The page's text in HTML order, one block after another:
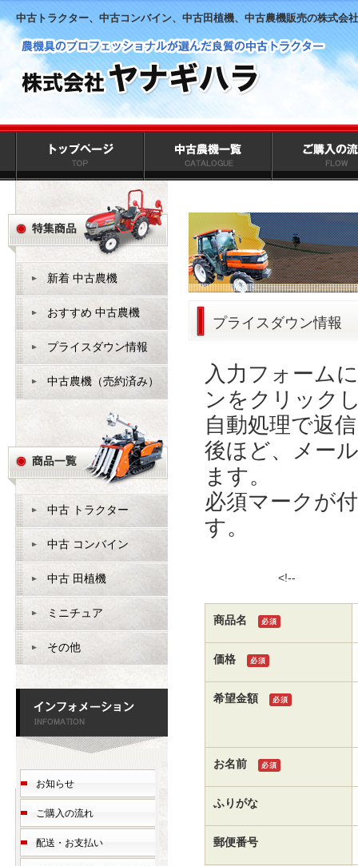
中古トラクター、中古コンバイン、中古田植機、中古農機販売の株式会
プライスダウン情報
入力フォーム
ンをクリック
自動処理で返
後ほど、メー
ます。
必須マークが
す。
商品名 必須
価格 必須
希望金額 必須
お名前 必須
ふりがな
郵便番号
新着 中古農機
おすすめ 中古農機
プライスダウン情報
中古農機（売約済み）
中古 トラクター
中古 コンバイン
中古 田植機
ミニチュア
その他
お知らせ
ご購入の流れ
配送・お支払い